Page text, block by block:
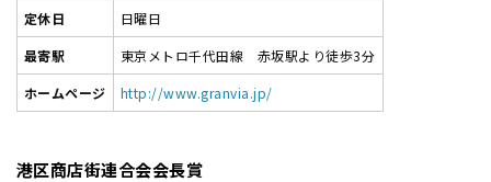
定休日
日曜日
最寄駅
東京メトロ千代田線 赤坂駅より徒歩3分
ホームページ
http://www.granvia.jp/
港区商店街連合会会長賞